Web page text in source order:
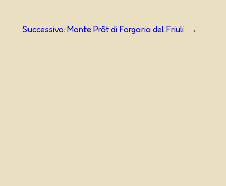
Successivo: Monte Prât di Forgaria del Friuli →